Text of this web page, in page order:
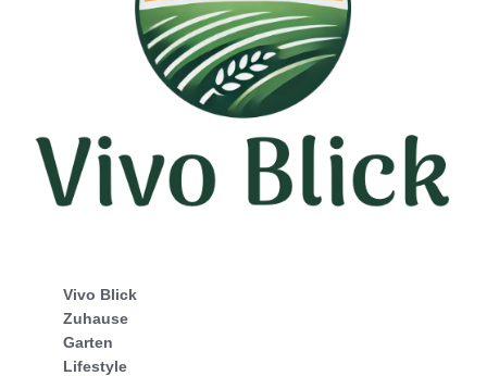
Vivo Blick
Zuhause
Garten
Lifestyle